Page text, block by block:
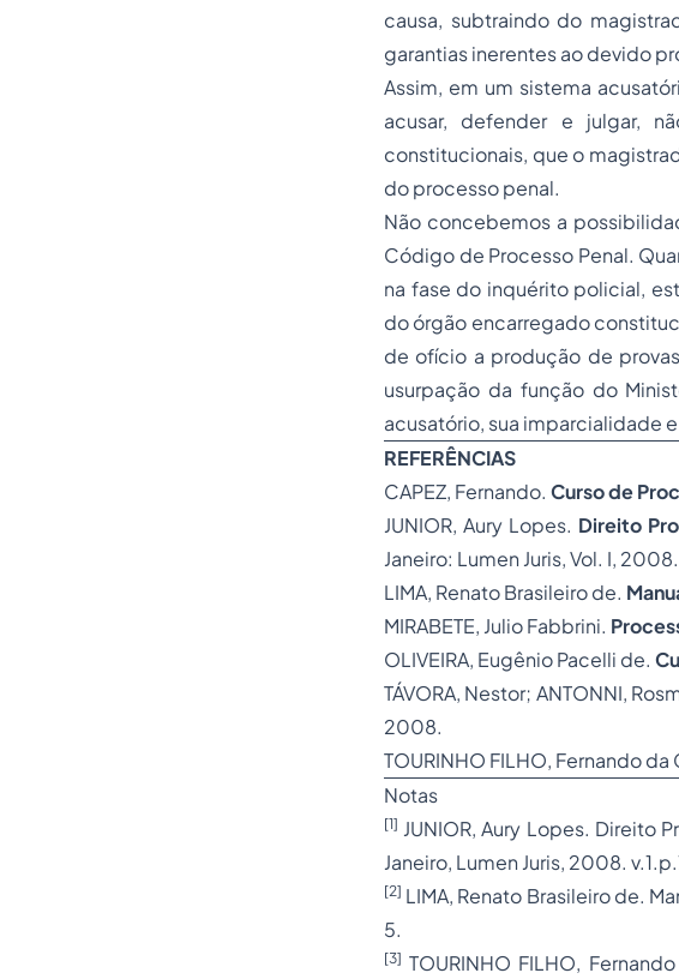
causa, subtraindo do
garantias inerentes ao devido
Assim, em um sistema
acusar, defender e julgar,
constitucionais, que o
do processo penal.
Não concebemos a
Código de Processo Penal.
na fase do inquérito policial,
do órgão encarregado
de ofício a produção de
usurpação da função do
acusatório, sua imparcialidade
REFERÊNCIAS
CAPEZ, Fernando. Curso de
JUNIOR, Aury Lopes. Direito
Janeiro: Lumen Juris, Vol. I, 2008.
LIMA, Renato Brasileiro de.
MIRABETE, Julio Fabbrini.
OLIVEIRA, Eugênio Pacelli de.
TÁVORA, Nestor; ANTONNI,
2008.
TOURINHO FILHO, Fernando da
Notas
[1] JUNIOR, Aury Lopes. Direito
Janeiro, Lumen Juris, 2008.
[2] LIMA, Renato Brasileiro de.
5.
[3] TOURINHO FILHO,